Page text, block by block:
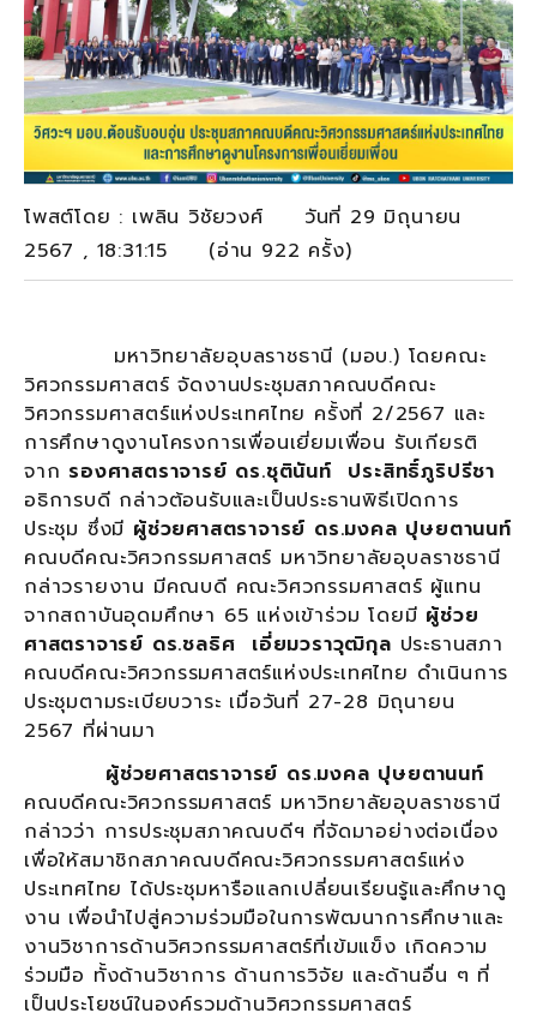
โพสต์โดย : เพลิน วิชัยวงศ์ วันที่ 29 มิถุนายน
2567 , 18:31:15 (อ่าน 922 ครั้ง)
มหาวิทยาลัยอุบลราชธานี (มอบ.) โดยคณะ
วิศวกรรมศาสตร์ จัดงานประชุมสภาคณบดีคณะ
วิศวกรรมศาสตร์แห่งประเทศไทย ครั้งที่ 2/2567 และ
การศึกษาดูงานโครงการเพื่อนเยี่ยมเพื่อน รับเกียรติ
จาก รองศาสตราจารย์ ดร.ชุตินันท์ ประสิทธิ์ภูริปรีชา
อธิการบดี กล่าวต้อนรับและเป็นประธานพิธีเปิดการ
ประชุม ซึ่งมี ผู้ช่วยศาสตราจารย์ ดร.มงคล ปุษยตานนท์
คณบดีคณะวิศวกรรมศาสตร์ มหาวิทยาลัยอุบลราชธานี
กล่าวรายงาน มีคณบดี คณะวิศวกรรมศาสตร์ ผู้แทน
จากสถาบันอุดมศึกษา 65 แห่งเข้าร่วม โดยมี ผู้ช่วย
ศาสตราจารย์ ดร.ชลธิศ เอี่ยมวราวุฒิกุล ประธานสภา
คณบดีคณะวิศวกรรมศาสตร์แห่งประเทศไทย ดำเนินการ
ประชุมตามระเบียบวาระ เมื่อวันที่ 27-28 มิถุนายน
2567 ที่ผ่านมา
ผู้ช่วยศาสตราจารย์ ดร.มงคล ปุษยตานนท์
คณบดีคณะวิศวกรรมศาสตร์ มหาวิทยาลัยอุบลราชธานี
กล่าวว่า การประชุมสภาคณบดีฯ ที่จัดมาอย่างต่อเนื่อง
เพื่อให้สมาชิกสภาคณบดีคณะวิศวกรรมศาสตร์แห่ง
ประเทศไทย ได้ประชุมหารือแลกเปลี่ยนเรียนรู้และศึกษาดู
งาน เพื่อนำไปสู่ความร่วมมือในการพัฒนาการศึกษาและ
งานวิชาการด้านวิศวกรรมศาสตร์ที่เข้มแข็ง เกิดความ
ร่วมมือ ทั้งด้านวิชาการ ด้านการวิจัย และด้านอื่น ๆ ที่
เป็นประโยชน์ในองค์รวมด้านวิศวกรรมศาสตร์